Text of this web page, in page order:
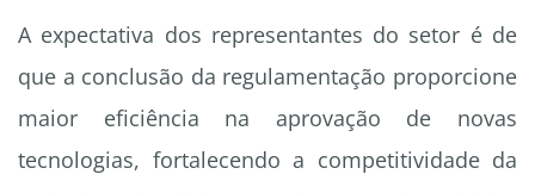
A expectativa dos representantes do setor é de
que a conclusão da regulamentação proporcione
maior eficiência na aprovação de novas
tecnologias, fortalecendo a competitividade da